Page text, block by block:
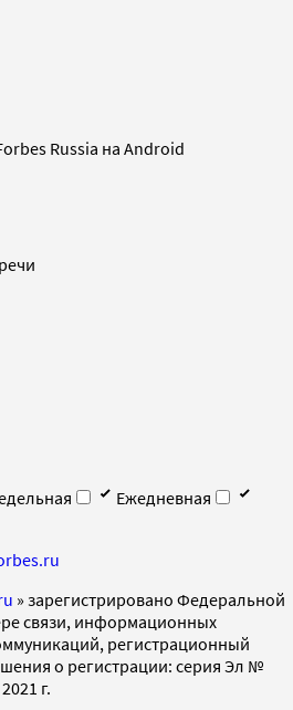
Russia на Android
Ежедневная
» зарегистрировано Федеральной
связи, информационных
регистрационный
о регистрации: серия Эл №
г.